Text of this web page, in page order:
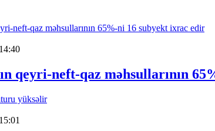
qeyri-neft-qaz məhsullarının